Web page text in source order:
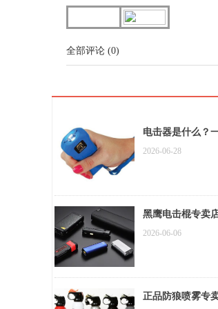
全部评论 (0)
电击器是什么？
2026-06-28
黑鹰电击棍专卖
2026-06-06
正品防狼喷雾专